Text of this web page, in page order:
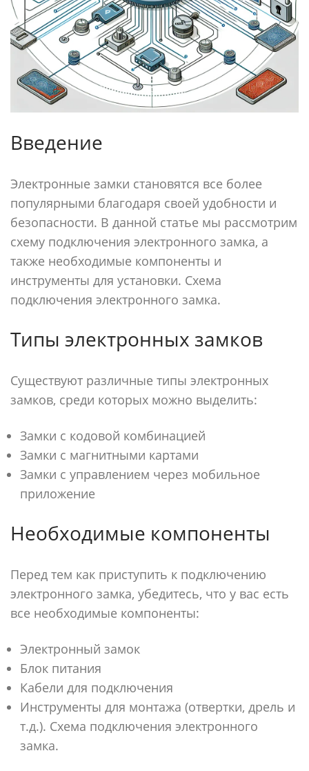
Введение
Электронные замки становятся все более
популярными благодаря своей удобности и
безопасности. В данной статье мы рассмотрим
схему подключения электронного замка, а
также необходимые компоненты и
инструменты для установки. Схема
подключения электронного замка.
Типы электронных замков
Существуют различные типы электронных
замков, среди которых можно выделить:
Замки с кодовой комбинацией
Замки с магнитными картами
Замки с управлением через мобильное
приложение
Необходимые компоненты
Перед тем как приступить к подключению
электронного замка, убедитесь, что у вас есть
все необходимые компоненты:
Электронный замок
Блок питания
Кабели для подключения
Инструменты для монтажа (отвертки, дрель и
т.д.). Схема подключения электронного
замка.